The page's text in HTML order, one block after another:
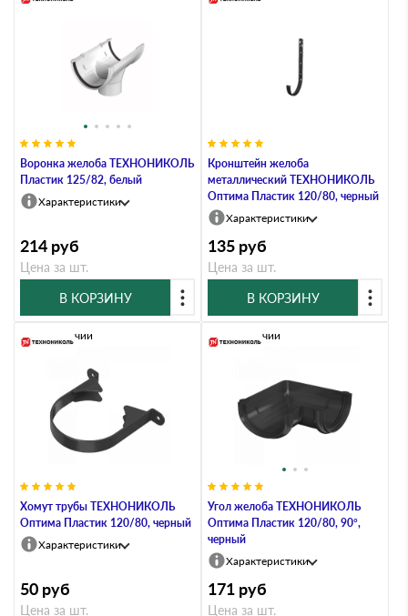
Воронка желоба ТЕХНОНИКОЛЬ
Пластик 125/82, белый
Характеристики
214 руб
Цена за шт.
В КОРЗИНУ
Кронштейн желоба
металлический ТЕХНОНИКОЛЬ
Оптима Пластик 120/80, черный
Характеристики
135 руб
Цена за шт.
В КОРЗИНУ
Хомут трубы ТЕХНОНИКОЛЬ
Оптима Пластик 120/80, черный
В наличии
Характеристики
50 руб
Цена за шт.
Угол желоба ТЕХНОНИКОЛЬ
Оптима Пластик 120/80, 90°,
черный
В наличии
Характеристики
171 руб
Цена за шт.